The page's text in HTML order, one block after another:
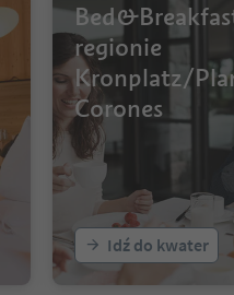
regionie
Kronplatz/
Corones
Idź do kwater